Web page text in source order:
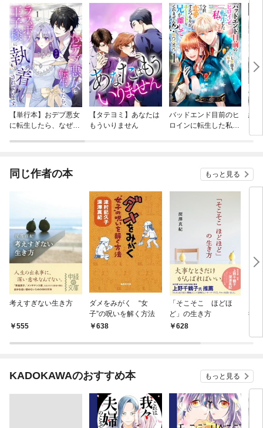
【単行本】おデブ悪女
に転生したら、なぜか
【タテヨミ】あなたは
もういりません
バッドエンド目前のヒ
ロインに転生した私、
結
同じ作者の本 もっと見る
考えすぎない生き方
555
ダメをみがく “女
子”の呪いを解く方法
638
「そこそこ ほどほ
ど」の生き方
628
術
KADOKAWAのおすすめ本 もっと見る